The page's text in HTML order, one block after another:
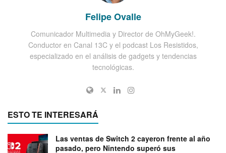
Felipe Ovalle
Comunicador Multimedia y Director de OhMyGeek!.
Conductor en Canal 13C y el podcast Los Resistidos,
especializado en el análisis de gadgets y tendencias
tecnológicas.
ESTO TE INTERESARÁ
Las ventas de Switch 2 cayeron frente al año
pasado, pero Nintendo superó sus